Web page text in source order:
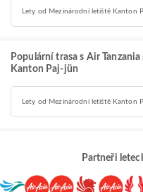
Lety od Mezinárodní letiště Kanton
Populární trasa s Air
Kanton Paj-jün
Lety od Mezinárodní letiště Kanton
Partneři